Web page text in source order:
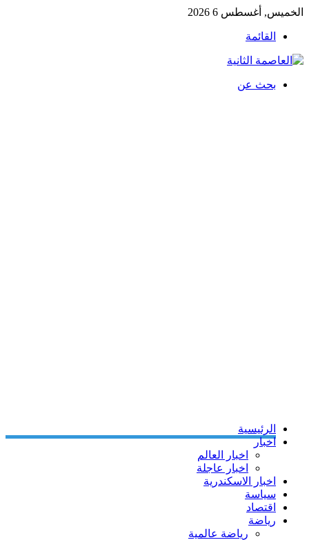
الخميس, أغسطس 6 2026
القائمة
بحث عن
الرئيسية
اخبار
اخبار العالم
اخبار عاجلة
اخبار الاسكندرية
سياسة
اقتصاد
رياضة
رياضة عالمية